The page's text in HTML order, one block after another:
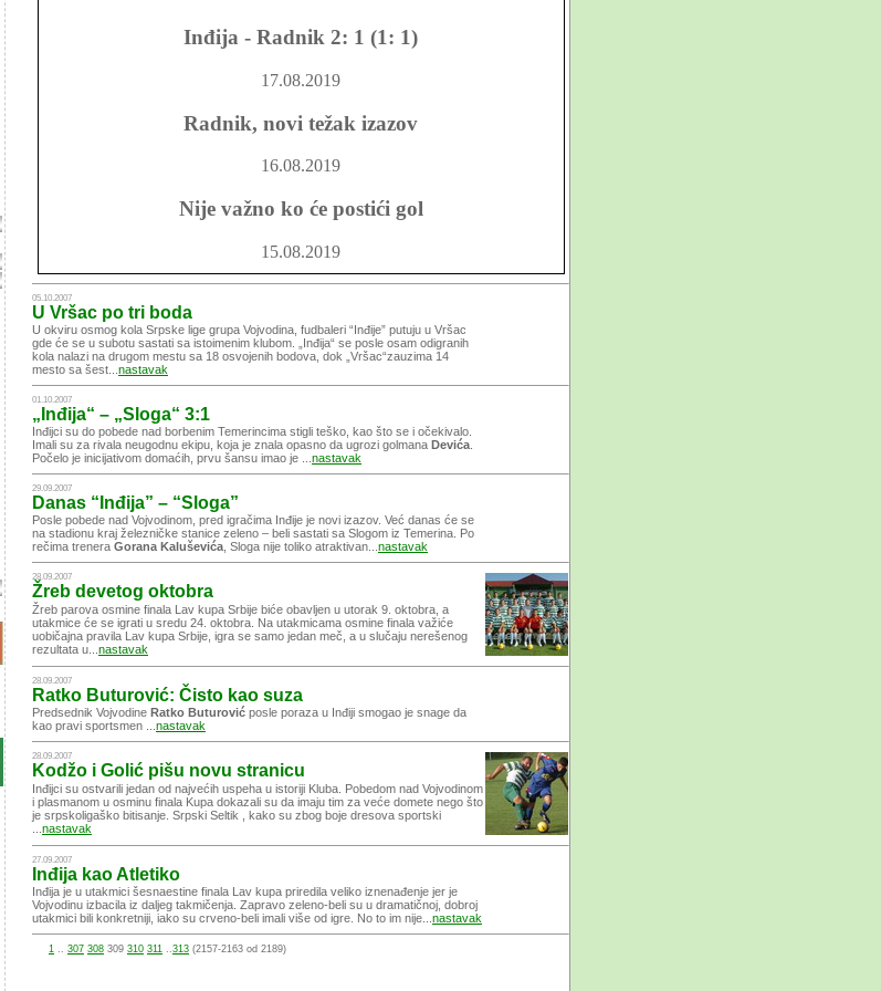
Inđija - Radnik 2: 1 (1: 1)
17.08.2019
Radnik, novi težak izazov
16.08.2019
Nije važno ko će postići gol
15.08.2019
11.08.2019
05.10.2007
U Vršac po tri boda
U okviru osmog kola Srpske lige grupa Vojvodina, fudbaleri “Inđije” putuju u Vršac
gde će se u subotu sastati sa istoimenim klubom. „Inđija“ se posle osam odigranih
kola nalazi na drugom mestu sa 18 osvojenih bodova, dok „Vršac“zauzima 14
mesto sa šest... nastavak
01.10.2007
„Inđija“ – „Sloga“ 3:1
Inđijci su do pobede nad borbenim Temerincima stigli teško, kao što se i očekivalo.
Imali su za rivala neugodnu ekipu, koja je znala opasno da ugrozi golmana Devića
Počelo je inicijativom domaćih, prvu šansu imao je ... nastavak
29.09.2007
Danas “Inđija” – “Sloga”
Posle pobede nad Vojvodinom, pred igračima Inđije je novi izazov. Već danas će se
na stadionu kraj železničke stanice zeleno – beli sastati sa Slogom iz Temerina. Po
rečima trenera Gorana Kaluševića , Sloga nije toliko atraktivan... nastavak
28.09.2007
Žreb devetog oktobra
Žreb parova osmine finala Lav kupa Srbije biće obavljen u utorak 9. oktobra, a
utakmice će se igrati u sredu 24. oktobra. Na utakmicama osmine finala važiće
uobičajna pravila Lav kupa Srbije, igra se samo jedan meč, a u slučaju nerešenog
rezultata u... nastavak
28.09.2007
Ratko Buturović: Čisto kao suza
Predsednik Vojvodine Ratko Buturović posle poraza u Inđiji smogao je snage da
kao pravi sportsmen ... nastavak
28.09.2007
Kodžo i Golić pišu novu stranicu
Inđijci su ostvarili jedan od najvećih uspeha u istoriji Kluba. Pobedom nad Vojvodinom
i plasmanom u osminu finala Kupa dokazali su da imaju tim za veće domete nego što
je srpskoligaško bitisanje. Srpski Seltik , kako su zbog boje dresova sportski
nastavak
27.09.2007
Inđija kao Atletiko
Inđija je u utakmici šesnaestine finala Lav kupa priredila veliko iznenađenje jer je
Vojvodinu izbacila iz daljeg takmičenja. Zapravo zeleno-beli su u dramatičnoj, dobroj
utakmici bili konkretniji, iako su crveno-beli imali više od igre. No to im nije... nastavak
1 .. 307 308 309 310 311 ..313 (2157-2163 od 2189)